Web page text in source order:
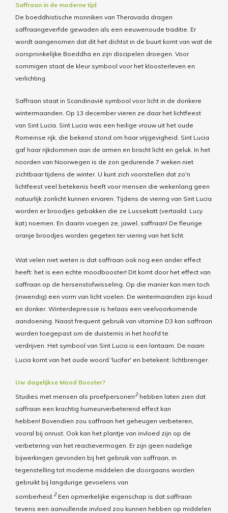
Saffraan in de moderne tijd
De boeddhistische monniken van Theravada dragen
saffraangeverfde gewaden als een eeuwenoude traditie. Er
wordt aangenomen dat dit het dichtst in de buurt komt van wat de
oorspronkelijke Boeddha en zijn discipelen droegen. Voor
sommigen staat de kleur symbool voor het kloosterleven en
verlichting.
Saffraan staat in Scandinavië symbool voor licht in de donkere
wintermaanden. Op 13 december vieren ze daar het lichtfeest
van Sint Lucia. Sint Lucia was een heilige vrouw uit het oude
Romeinse rijk, die bekend stond om haar vrijgevigheid. Sint Lucia
gaf haar rijkdommen aan de armen en bracht licht en geluk. In het
noorden van Noorwegen is de zon gedurende 7 weken niet
zichtbaar tijdens de winter. U kunt zich voorstellen dat zo'n
lichtfeest veel betekenis heeft voor mensen die wekenlang geen
natuurlijk zonlicht kunnen ervaren. Tijdens de viering van Sint Lucia
worden er broodjes gebakken die ze Lussekatt (vertaald: Lucy
kat) noemen. En daarinvoegen ze, jawel, saffraan! De fleurige
oranje broodjes worden gegeten ter viering van het licht.
Wat velen niet weten is dat saffraan ook nog een ander effect
heeft: het is een echte moodbooster! Dit komt door het effect van
saffraan op de hersenstofwisseling. Op die manier kan men toch
(inwendig) een vorm van licht voelen. De wintermaanden zijn koud
en donker.Winterdepressie is helaas een veelvoorkomende
aandoening. Naast frequent gebruik van vitamine D3 kan saffraan
worden toegepast om de duisternis in het hoofd te
verdrijven. Het symbool van Sint Lucia is een lantaarn. De naam
Lucia komt van het oude woord 'lucifer' en betekent: lichtbrenger.
Uw dagelijkse Mood Booster?
Studies met mensen als proefpersonen2hebben laten zien dat
saffraan een krachtig humeurverbeterend effect kan
hebben! Bovendien zou saffraan het geheugen verbeteren,
vooral bij onrust. Ook kan het plantje van invloed zijn op de
verbetering van het reactievermogen. Er zijn geen nadelige
bijwerkingen gevonden bij het gebruik van saffraan, in
tegenstelling tot moderne middelen die doorgaans worden
gebruikt bij langdurige gevoelens van
somberheid. 2 Een opmerkelijke eigenschap is dat saffraan
tevens een aanvullende invloed zou kunnen hebben op middelen